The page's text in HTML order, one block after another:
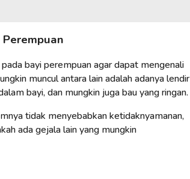
bayi perempuan agar dapat mengenali
muncul antara lain adalah adanya lendir
bayi, dan mungkin juga bau yang ringan.
tidak menyebabkan ketidaknyamanan,
ada gejala lain yang mungkin